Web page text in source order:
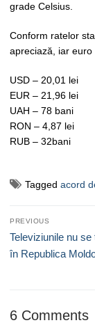
grade Celsius.
Conform ratelor
apreciază, iar
USD – 20,01 lei
EUR – 21,96 lei
UAH – 78 bani
RON – 4,87 lei
RUB – 32bani
Tagged acord
Navigare
în
articole
PREVIOUS
Previous
post:
Televiziunile nu
în Republica
6 Comments